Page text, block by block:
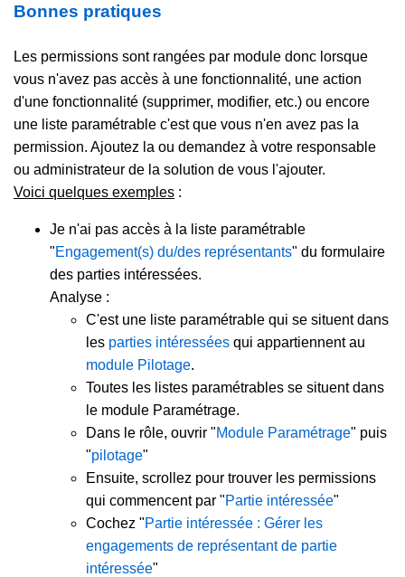
Bonnes pratiques
Les permissions sont rangées par module donc lorsque
vous n'avez pas accès à une fonctionnalité, une action
d'une fonctionnalité (supprimer, modifier, etc.) ou encore
une liste paramétrable c'est que vous n'en avez pas la
permission. Ajoutez la ou demandez à votre responsable
ou administrateur de la solution de vous l'ajouter.
Voici quelques exemples :
Je n'ai pas accès à la liste paramétrable
"Engagement(s) du/des représentants" du formulaire
des parties intéressées.
Analyse :
C'est une liste paramétrable qui se situent dans
les parties intéressées qui appartiennent au
module Pilotage.
Toutes les listes paramétrables se situent dans
le module Paramétrage.
Dans le rôle, ouvrir "Module Paramétrage" puis
"pilotage"
Ensuite, scrollez pour trouver les permissions
qui commencent par "Partie intéressée"
Cochez "Partie intéressée : Gérer les
engagements de représentant de partie
intéressée"